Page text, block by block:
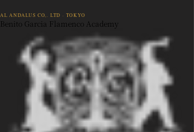
AL ANDALUS CO,. LTD · TOKYO
Benito Garcia Flamenco Academy